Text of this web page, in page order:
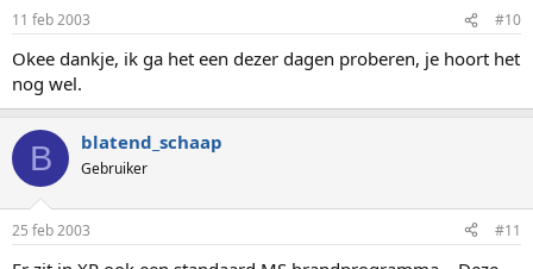
11 feb 2003 #10
Okee dankje, ik ga het een dezer dagen proberen, je hoort het
nog wel.
B blatend_schaap
Gebruiker
25 feb 2003 #11